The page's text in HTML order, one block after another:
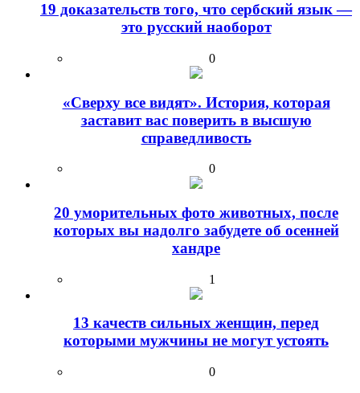
19 доказательств того, что сербский язык —
это русский наоборот
0
«Сверху все видят». История, которая
заставит вас поверить в высшую
справедливость
0
20 уморительных фото животных, после
которых вы надолго забудете об осенней
хандре
1
13 качеств сильных женщин, перед
которыми мужчины не могут устоять
0